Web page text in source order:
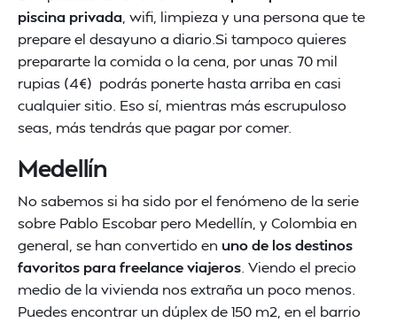
piscina privada , wifi, limpieza y una persona que te
prepare el desayuno a diario.Si tampoco quieres
prepararte la comida o la cena, por unas 70 mil
rupias (4€) podrás ponerte hasta arriba en casi
cualquier sitio. Eso sí, mientras más escrupuloso
seas, más tendrás que pagar por comer.
Medellín
No sabemos si ha sido por el fenómeno de la serie
sobre Pablo Escobar pero Medellín, y Colombia en
general, se han convertido en uno de los destinos
favoritos para freelance viajeros . Viendo el precio
medio de la vivienda nos extraña un poco menos.
Puedes encontrar un dúplex de 150 m2, en el barrio